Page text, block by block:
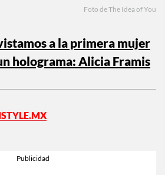
Foto de The Idea of You
a la primera mujer
holograma: Alicia Framis